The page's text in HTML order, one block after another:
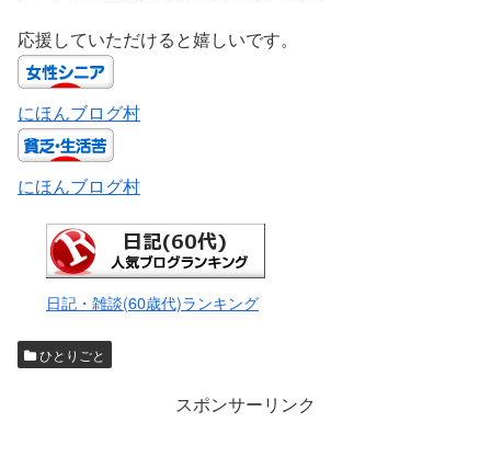
応援していただけると嬉しいです。
にほんブログ村
にほんブログ村
日記・雑談(60歳代)ランキング
ひとりごと
スポンサーリンク